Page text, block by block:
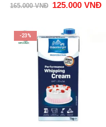
165.000VNĐ 125.000 VNĐ
-23%